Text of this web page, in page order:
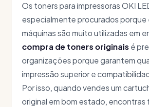
Os toners para impressoras OKI
especialmente procurados porque
máquinas são muito utilizadas em
compra de toners originais é
organizações porque garantem
impressão superior e
Por isso, quando vendes um
original em bom estado, encontras